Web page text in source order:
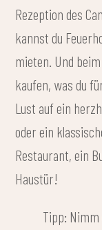
Rezeption des
kannst du
mieten. Und
kaufen, was du
Lust auf ein
oder ein
Restaurant, ein
Haustür!
Tipp: